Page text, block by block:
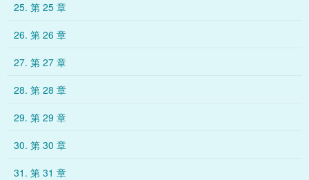
25. 第 25 章
26. 第 26 章
27. 第 27 章
28. 第 28 章
29. 第 29 章
30. 第 30 章
31. 第 31 章